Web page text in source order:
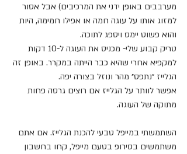
מערבבים באופן ידני את המרכיבים) אבל אסור
למזוג אותו על עוגה חמה או אפילו חמימה, היות
והוא פשוט יימס ויספג לתוכה.
טריק קבוע שלי- מכניס את העוגה ל-10 דקות
למקפיא אחרי שהיא כבר הייתה במקרר. באופן זה
הגלייז ״נתפס״ מהר ונוזל בצורה יפה.
אפשר לוותר על הגלייז אם רוצים גרסה פחות
מתוקה של העוגה.
השתמשתי במייפל טבעי להכנת הגלייז. אם אתם
משתמשים בסירופ בטעם מייפל, קחו בחשבון